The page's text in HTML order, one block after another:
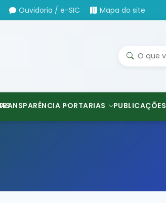
Ouvidoria / e-SIC Mapa do site
PORTARIAS PUBLICAÇÕES